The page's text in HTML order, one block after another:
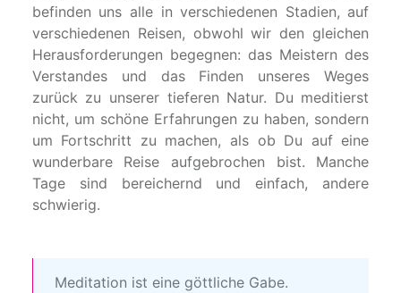
befinden uns alle in verschiedenen Stadien, auf
verschiedenen Reisen, obwohl wir den gleichen
Herausforderungen begegnen: das Meistern des
Verstandes und das Finden unseres Weges
zurück zu unserer tieferen Natur. Du meditierst
nicht, um schöne Erfahrungen zu haben, sondern
um Fortschritt zu machen, als ob Du auf eine
wunderbare Reise aufgebrochen bist. Manche
Tage sind bereichernd und einfach, andere
schwierig.
Meditation ist eine göttliche Gabe.